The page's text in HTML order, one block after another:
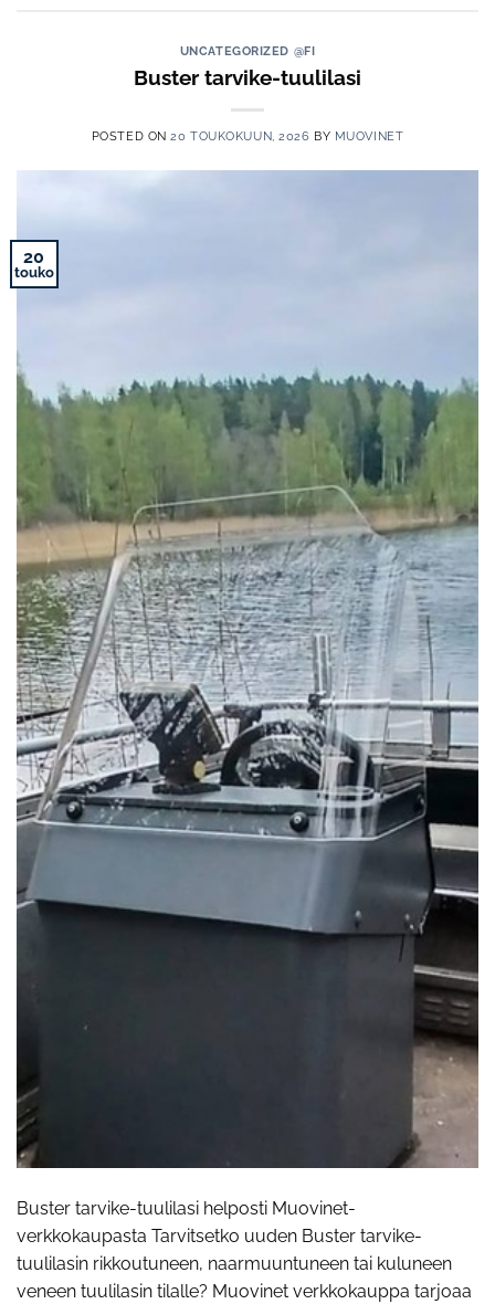
UNCATEGORIZED @FI
Buster tarvike-tuulilasi
POSTED ON20 TOUKOKUUN, 2026 BY MUOVINET
20
touko
Buster tarvike-tuulilasi helposti Muovinet-
verkkokaupasta Tarvitsetko uuden Buster tarvike-
tuulilasin rikkoutuneen, naarmuuntuneen tai kuluneen
veneen tuulilasin tilalle? Muovinet verkkokauppa tarjoaa